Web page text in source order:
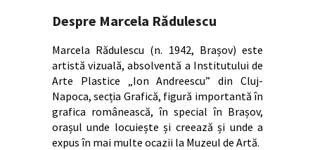
Despre Marcela Rădulescu
Marcela Rădulescu (n. 1942, Brașov) este
artistă vizuală, absolventă a Institutului de
Arte Plastice „Ion Andreescu” din Cluj-
Napoca, secția Grafică, figură importantă în
grafica românească, în special în Brașov,
orașul unde locuiește și creează și unde a
expus în mai multe ocazii la Muzeul de Artă.